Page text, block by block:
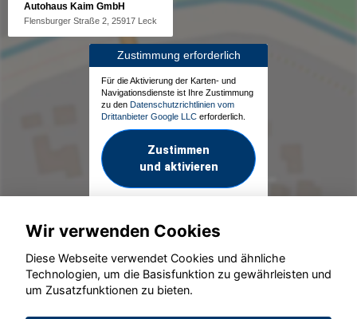
Autohaus Kaim GmbH
Flensburger Straße 2, 25917 Leck
Zustimmung erforderlich
Für die Aktivierung der Karten- und
Navigationsdienste ist Ihre Zustimmung
zu den Datenschutzrichtlinien vom
Drittanbieter Google LLC erforderlich.
Zustimmen
und aktivieren
© konjunkturmotor.de GmbH 2020 - 2026
Wir verwenden Cookies
Diese Webseite verwendet Cookies und ähnliche
Technologien, um die Basisfunktion zu gewährleisten und
um Zusatzfunktionen zu bieten.